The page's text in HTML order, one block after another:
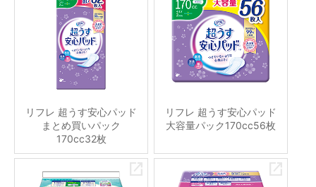
リフレ 超うす安心パッド
まとめ買いパック
170cc32枚
リフレ 超うす安心パッド
大容量パック170cc56枚